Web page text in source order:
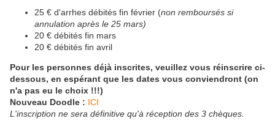
25 € d'arrhes débités fin février (non remboursés si
annulation après le 25 mars)
20 € débités fin mars
20 € débités fin avril
Pour les personnes déjà inscrites, veuillez vous réinscrire ci-
dessous, en espérant que les dates vous conviendront (on
n'a pas eu le choix !!!)
Nouveau Doodle : ICI
L'inscription ne sera définitive qu'à réception des 3 chèques.